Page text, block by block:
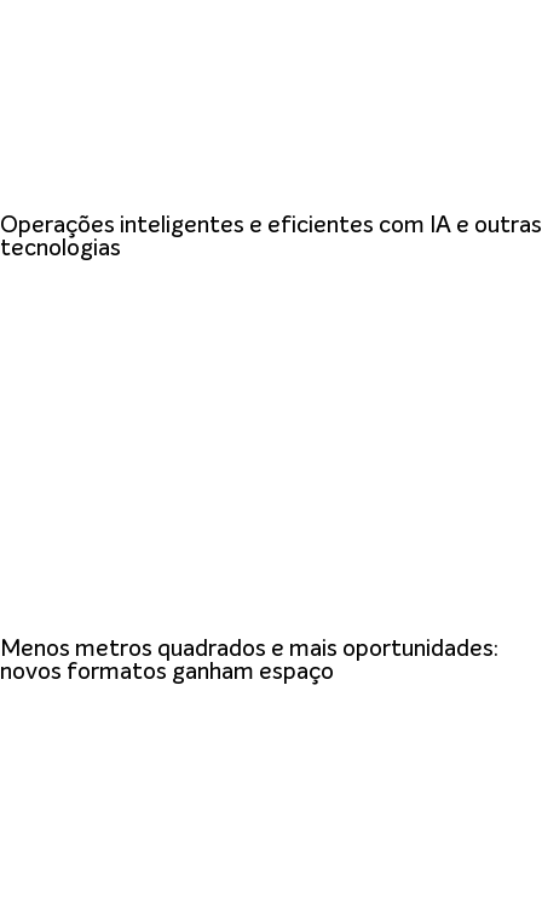
Operações inteligentes e eficientes com IA e outras
tecnologias
Menos metros quadrados e mais oportunidades:
novos formatos ganham espaço